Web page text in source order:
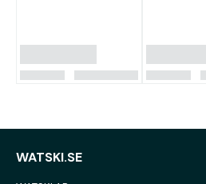
WATSKI.SE